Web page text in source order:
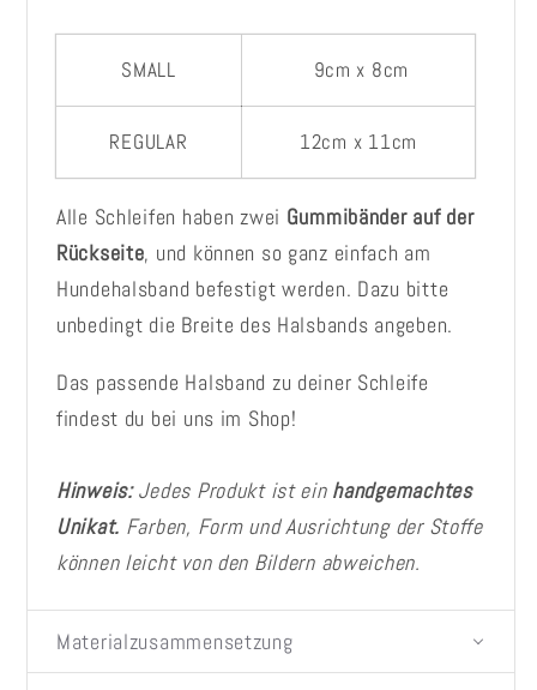
SMALL 9cm x 8cm
REGULAR 12cm x 11cm
Alle Schleifen haben zwei Gummibänder auf der
Rückseite, und können so ganz einfach am
Hundehalsband befestigt werden. Dazu bitte
unbedingt die Breite des Halsbands angeben.
Das passende Halsband zu deiner Schleife
findest du bei uns im Shop!
Hinweis:Jedes Produkt ist ein handgemachtes
Unikat. Farben, Form und Ausrichtung der Stoffe
können leicht von den Bildern abweichen.
Materialzusammensetzung